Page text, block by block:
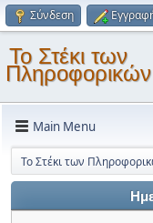
Σύνδεση
Το Στέκι των
Πληροφορικών
Main Menu
Το Στέκι των